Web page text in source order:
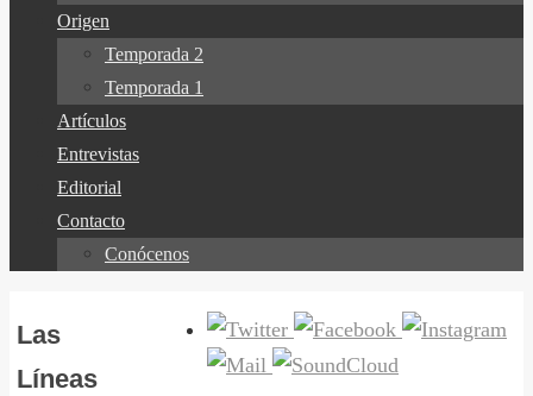
Origen
Temporada 2
Temporada 1
Artículos
Entrevistas
Editorial
Contacto
Conócenos
Las
Líneas